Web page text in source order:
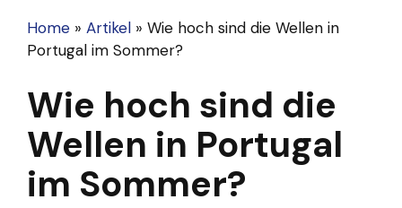
Home » Artikel » Wie hoch sind die Wellen in
Portugal im Sommer?
Wie hoch sind die
Wellen in Portugal
im Sommer?